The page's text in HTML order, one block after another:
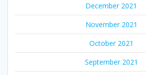
December 2021
November 2021
October 2021
September 2021